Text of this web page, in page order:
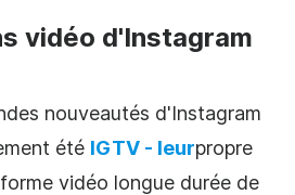
vidéo d'Instagram
nouveautés d'Instagram
été IGTV - leurpropre
vidéo longue durée de